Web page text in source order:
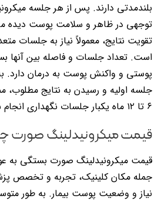
بلندمدتی دارند. پس از هر جلسه
توجهی در ظاهر و سلامت پوست دیده
تقویت نتایج، معمولاً نیاز به جلسات
است. تعداد جلسات و فاصله بین آنها
پوستی و واکنش پوست به درمان دارد.
جلسه اولیه و رسیدن به نتایج مطلوب،
۶ تا ۱۲ ماه یکبار جلسات نگهداری انجام شود.
قیمت میکرونیدلینگ صورت
قیمت میکرونیدلینگ صورت بستگی به
جمله مکان کلینیک، تجربه و تخصص
نیاز و وضعیت پوست بیمار. به طور